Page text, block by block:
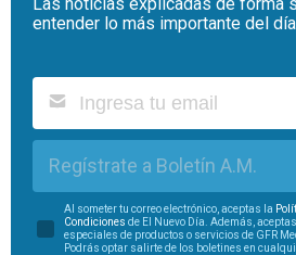
entender lo más importante del
Regístrate a Boletín A.M.
Al someter tu correo electrónico, aceptas la
Condiciones de El Nuevo Día. Además,
especiales de productos o servicios de GFR
Podrás optar salirte de los boletines en